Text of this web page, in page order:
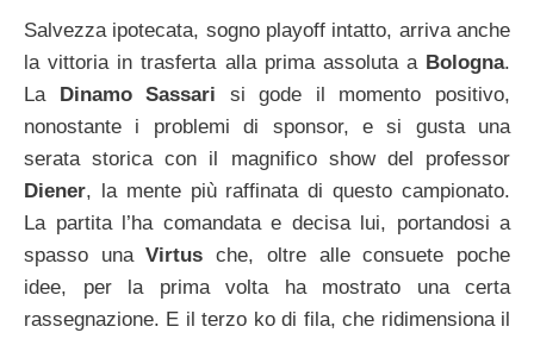
Salvezza ipotecata, sogno playoff intatto, arriva anche
la vittoria in trasferta alla prima assoluta a Bologna.
La
Dinamo Sassari si gode il momento positivo,
nonostante i problemi di sponsor, e si gusta una
serata storica con il magnifico show del professor
Diener, la mente più raffinata di questo campionato.
La partita l’ha comandata e decisa lui, portandosi a
spasso unaVirtusche, oltre alle consuete poche
idee, per la prima volta ha mostrato una certa
rassegnazione. E il terzo ko di fila, che ridimensiona il